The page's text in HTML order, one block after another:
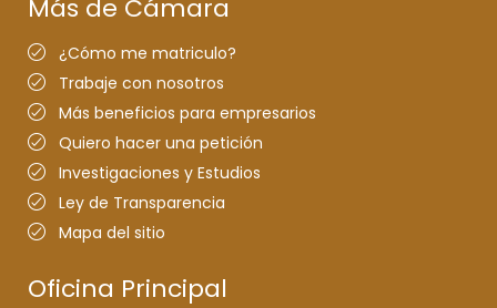
Más de Cámara
¿Cómo me matriculo?
Trabaje con nosotros
Más beneficios para empresarios
Quiero hacer una petición
Investigaciones y Estudios
Ley de Transparencia
Mapa del sitio
Oficina Principal